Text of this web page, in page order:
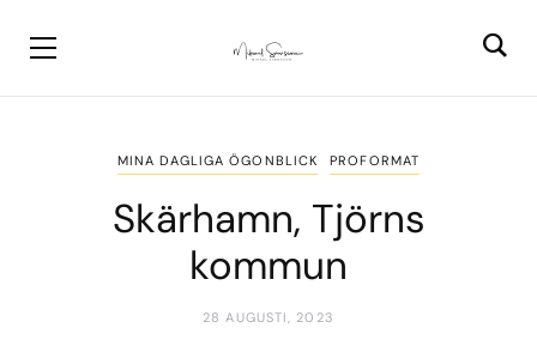
MINA DAGLIGA ÖGONBLICK PROFORMAT
Skärhamn, Tjörns
kommun
28 AUGUSTI, 2023